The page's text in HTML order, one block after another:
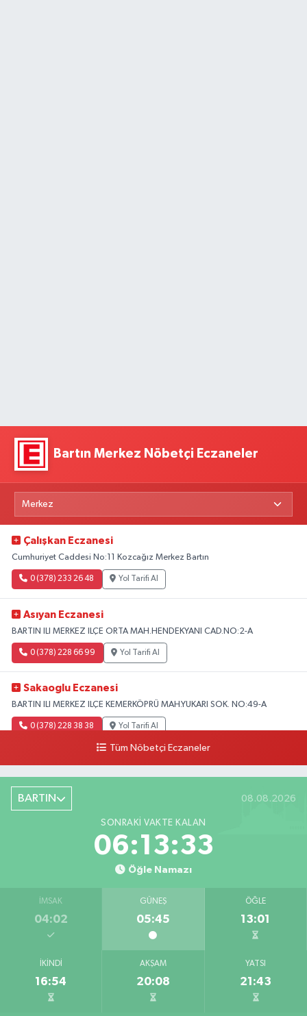
Bartın Merkez Nöbetçi Eczaneler
Çalışkan Eczanesi
Cumhuriyet Caddesi No:11 Kozcağız Merkez Bartın
0 (378) 233 26 48 Yol Tarifi Al
Asıyan Eczanesi
BARTIN ILI MERKEZ ILÇE ORTA MAH.HENDEKYANI CAD.NO:2-A
0 (378) 228 66 99 Yol Tarifi Al
Sakaoglu Eczanesi
BARTIN ILI MERKEZ ILÇE KEMERKÖPRÜ MAH.YUKARI SOK. NO:49-A
0 (378) 228 38 38 Yol Tarifi Al
Tüm Nöbetçi Eczaneler
BARTIN 08.08.2026
SONRAKI VAKTE KALAN
06:13:32
Öğle Namazı
İMSAK
04:02
GÜNEŞ
05:45
ÖĞLE
13:01
İKINDI
16:54
AKŞAM
20:08
YATSI
21:43